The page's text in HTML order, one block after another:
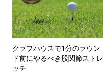
クラブハウスで1分のラウン
ド前にやるべき股関節ストレ
ッチ